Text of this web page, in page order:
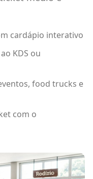
cardápio interativo
KDS ou
food trucks e
com o